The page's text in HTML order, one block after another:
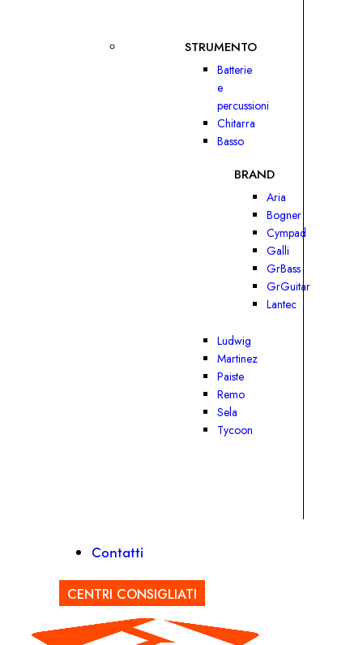
STRUMENTO
Batterie
e
percussioni
Chitarra
Basso
BRAND
Aria
Bogner
Cympad
Galli
GrBass
GrGuitar
Lantec
Ludwig
Martinez
Paiste
Remo
Sela
Tycoon
Contatti
CENTRI CONSIGLIATI